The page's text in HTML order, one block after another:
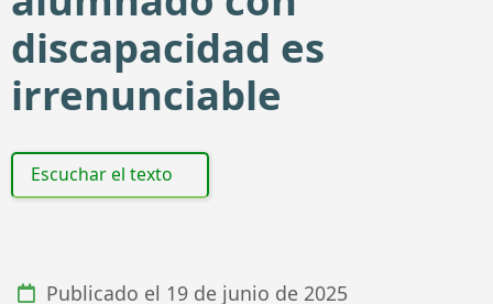
discapacidad es
irrenunciable
Escuchar el texto
Publicado el 19 de junio de 2025